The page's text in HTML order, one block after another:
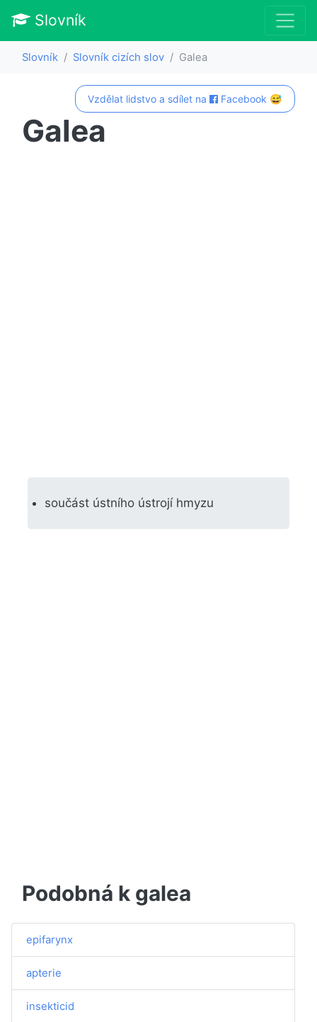
Slovník
Slovník Slovník cizích slov Galea
Vzdělat lidstvo a sdílet na Facebook 😅
Galea
součást ústního ústrojí hmyzu
Podobná k galea
epifarynx
apterie
insekticid